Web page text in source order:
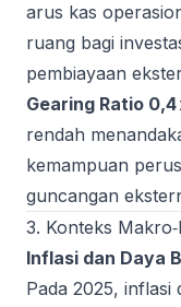
arus kas
ruang bagi
pembiayaan
Gearing Ratio 0,4
rendah
kemampuan
guncangan
3. Konteks
Inflasi dan Daya
Pada 2025, inflasi